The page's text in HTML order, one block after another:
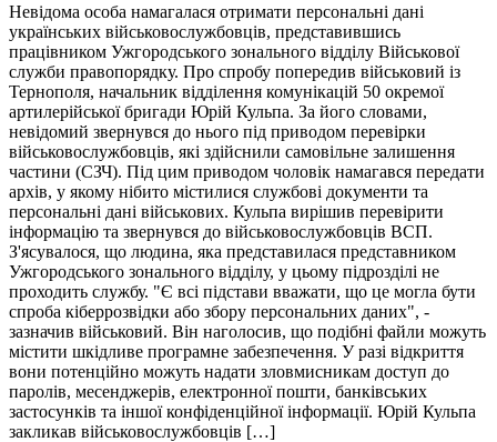
Невідома особа намагалася отримати персональні дані
українських військовослужбовців, представившись
працівником Ужгородського зонального відділу Військової
служби правопорядку. Про спробу попередив військовий із
Тернополя, начальник відділення комунікацій 50 окремої
артилерійської бригади Юрій Кульпа. За його словами,
невідомий звернувся до нього під приводом перевірки
військовослужбовців, які здійснили самовільне залишення
частини (СЗЧ). Під цим приводом чоловік намагався передати
архів, у якому нібито містилися службові документи та
персональні дані військових. Кульпа вирішив перевірити
інформацію та звернувся до військовослужбовців ВСП.
З'ясувалося, що людина, яка представилася представником
Ужгородського зонального відділу, у цьому підрозділі не
проходить службу. "Є всі підстави вважати, що це могла бути
спроба кіберрозвідки або збору персональних даних", -
зазначив військовий. Він наголосив, що подібні файли можуть
містити шкідливе програмне забезпечення. У разі відкриття
вони потенційно можуть надати зловмисникам доступ до
паролів, месенджерів, електронної пошти, банківських
застосунків та іншої конфіденційної інформації. Юрій Кульпа
закликав військовослужбовців […]